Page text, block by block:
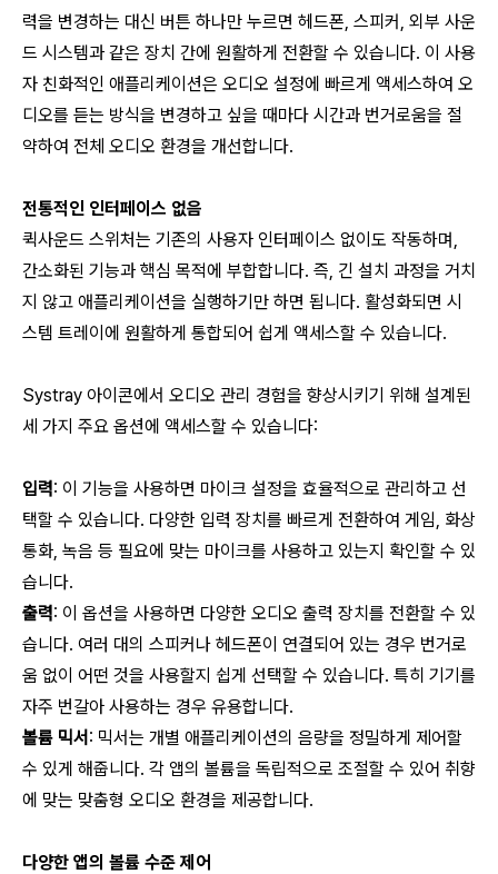
력을 변경하는 대신 버튼 하나만 누르면 헤드폰, 스피커, 외부 사운
드 시스템과 같은 장치 간에 원활하게 전환할 수 있습니다. 이 사용
자 친화적인 애플리케이션은 오디오 설정에 빠르게 액세스하여 오
디오를 듣는 방식을 변경하고 싶을 때마다 시간과 번거로움을 절
약하여 전체 오디오 환경을 개선합니다.
전통적인 인터페이스 없음
퀵사운드 스위처는 기존의 사용자 인터페이스 없이도 작동하며,
간소화된 기능과 핵심 목적에 부합합니다. 즉, 긴 설치 과정을 거치
지 않고 애플리케이션을 실행하기만 하면 됩니다. 활성화되면 시
스템 트레이에 원활하게 통합되어 쉽게 액세스할 수 있습니다.
Systray 아이콘에서 오디오 관리 경험을 향상시키기 위해 설계된
세 가지 주요 옵션에 액세스할 수 있습니다:
입력: 이 기능을 사용하면 마이크 설정을 효율적으로 관리하고 선
택할 수 있습니다. 다양한 입력 장치를 빠르게 전환하여 게임, 화상
통화, 녹음 등 필요에 맞는 마이크를 사용하고 있는지 확인할 수 있
습니다.
출력: 이 옵션을 사용하면 다양한 오디오 출력 장치를 전환할 수 있
습니다. 여러 대의 스피커나 헤드폰이 연결되어 있는 경우 번거로
움 없이 어떤 것을 사용할지 쉽게 선택할 수 있습니다. 특히 기기를
자주 번갈아 사용하는 경우 유용합니다.
볼륨 믹서 : 믹서는 개별 애플리케이션의 음량을 정밀하게 제어할
수 있게 해줍니다. 각 앱의 볼륨을 독립적으로 조절할 수 있어 취향
에 맞는 맞춤형 오디오 환경을 제공합니다.
다양한 앱의 볼륨 수준 제어